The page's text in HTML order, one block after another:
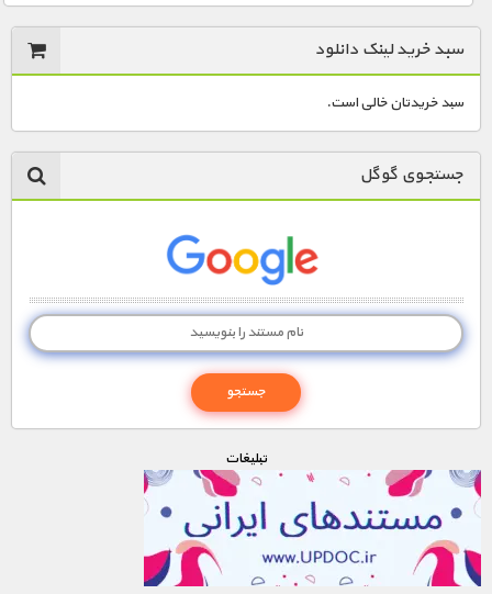
سبد خرید لینک دانلود
سبد خریدتان خالی است.
جستجوی گوگل
تبليغات